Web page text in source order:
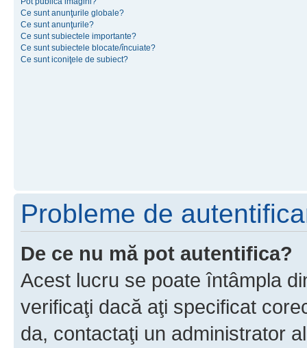
Ce sunt anunţurile globale?
Ce sunt anunţurile?
Ce sunt subiectele importante?
Ce sunt subiectele blocate/încuiate?
Ce sunt iconiţele de subiect?
Probleme de
De ce nu mă pot autentifica?
Acest lucru se poate întâmpla
verificaţi dacă aţi specificat
da, contactaţi un administrator